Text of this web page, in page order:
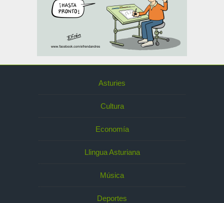
Asturies
Cultura
Economía
Llingua Asturiana
Música
Deportes